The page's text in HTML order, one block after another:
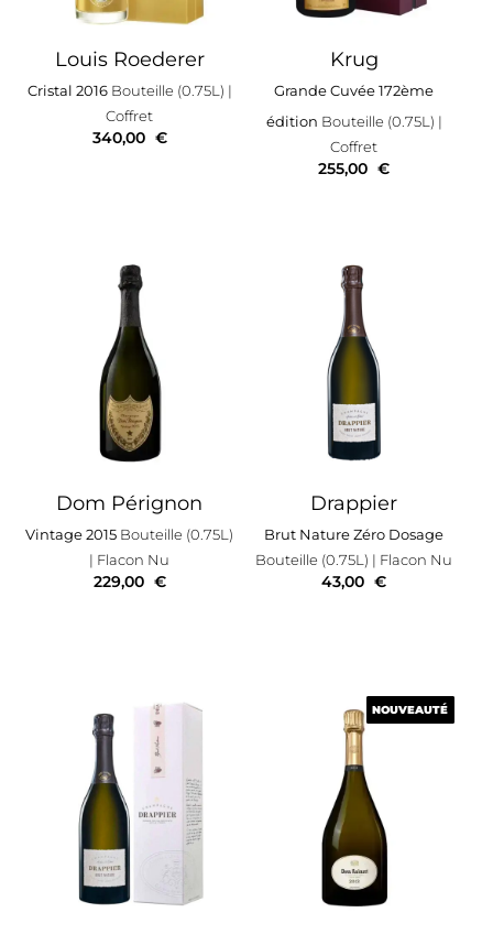
Louis Roederer
Cristal 2016Bouteille (0.75L) |
Coffret
340,00 €
Krug
Grande Cuvée 172ème
édition Bouteille (0.75L) |
Coffret
255,00 €
Dom Pérignon
Vintage 2015 Bouteille (0.75L)
| Flacon Nu
229,00 €
Drappier
Brut Nature Zéro Dosage
Bouteille (0.75L) | Flacon Nu
43,00 €
NOUVEAUTÉ
NOUVEAUTÉ